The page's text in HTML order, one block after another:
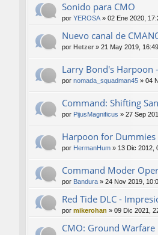
Sonido para CMO
por YEROSA » 02 Ene 2020,
Nuevo canal de
por Hetzer » 21 May 2019, 16:49
Larry Bond's Harpoon
por nomada_squadman45 » 04
Command: Shifting
por PijusMagnificus » 27 Sep
Harpoon for Dummies
por HermanHum » 13 Dic 2012,
Command Moder
por Bandura » 24 Nov 2019,
Red Tide DLC -
por mikerohan » 09 Dic 2021,
CMO: Ground Warfare